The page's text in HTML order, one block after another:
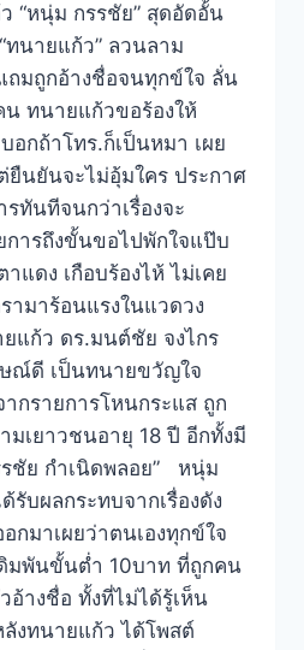
“หนุ่ม กรรชัย” สุดอัดอั้น
ทนายแก้ว” ลวนลาม
ถมถูกอ้างชื่อจนทุกข์ใจ ลั่น
ทนายแก้วขอร้องให้
อกถ้าโทร.ก็เป็นหมา เผย
ยืนยันจะไม่อุ้มใคร ประกาศ
ทันทีจนกว่าเรื่องจะ
การถึงขั้นขอไปพักใจแป๊บ
แดง เกือบร้องไห้ ไม่เคย
ามาร้อนแรงในแวดวง
แก้ว ดร.มนต์ชัย จงไกร
ณ์ดี เป็นทนายขวัญใจ
กรายการโหนกระแส ถูก
เยาวชนอายุ 18 ปี อีกทั้งมี
รชัย กำเนิดพลอย” หนุ่ม
บผลกระทบจากเรื่องดัง
กมาเผยว่าตนเองทุกข์ใจ
มพันขั้นต่ำ 10บาท ที่ถูกคน
อ้างชื่อ ทั้งที่ไม่ได้รู้เห็น
งทนายแก้ว ได้โพสต์